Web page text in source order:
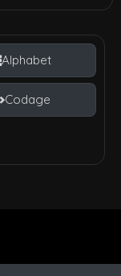
Alphabet
Codage